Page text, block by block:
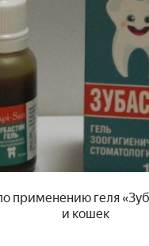
применению геля
и кошек